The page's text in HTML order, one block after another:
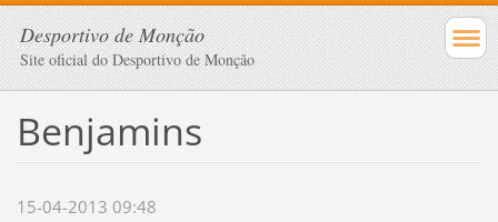
Desportivo de Monção
Site oficial do Desportivo de Monção
Benjamins
15-04-2013 09:48